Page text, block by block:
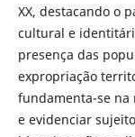
XX, destacando o
cultural e
presença das
expropriação
fundamenta-se na
e evidenciar